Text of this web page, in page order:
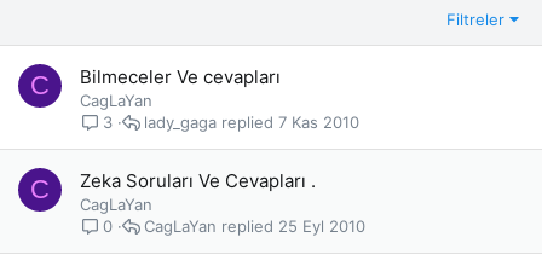
Filtreler
C Bilmeceler Ve cevapları
CagLaYan
3
7 Kas 2010
lady_gaga
C Zeka Soruları Ve Cevapları .
CagLaYan
0
25 Eyl 2010
CagLaYan